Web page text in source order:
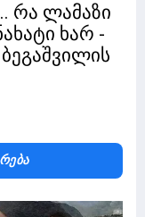
რა ლამაზი
ხარ -